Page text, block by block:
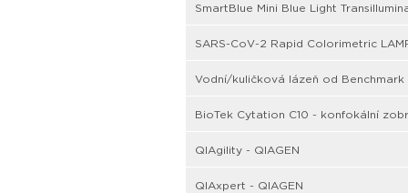
SmartBlue Mini Blue Light
SARS-CoV-2 Rapid Colorimetric
Vodní/kuličková lázeň od Benchmark
BioTek Cytation C10 - konfokální
QIAgility - QIAGEN
QIAxpert - QIAGEN